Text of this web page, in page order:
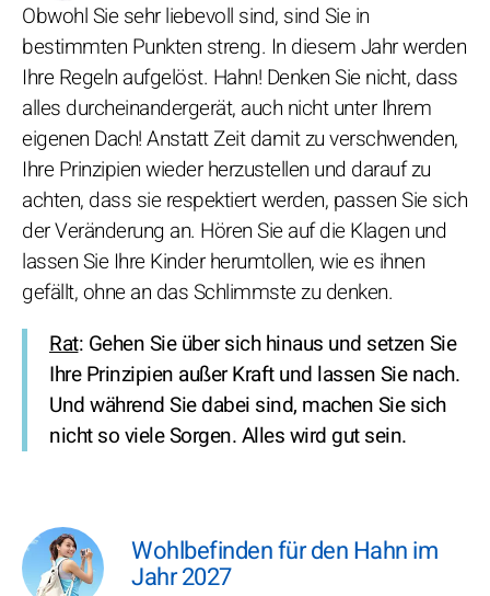
Obwohl Sie sehr liebevoll sind, sind Sie in
bestimmten Punkten streng. In diesem Jahr werden
Ihre Regeln aufgelöst. Hahn! Denken Sie nicht, dass
alles durcheinandergerät, auch nicht unter Ihrem
eigenen Dach! Anstatt Zeit damit zu verschwenden,
Ihre Prinzipien wieder herzustellen und darauf zu
achten, dass sie respektiert werden, passen Sie sich
der Veränderung an. Hören Sie auf die Klagen und
lassen Sie Ihre Kinder herumtollen, wie es ihnen
gefällt, ohne an das Schlimmste zu denken.
Rat: Gehen Sie über sich hinaus und setzen Sie
Ihre Prinzipien außer Kraft und lassen Sie nach.
Und während Sie dabei sind, machen Sie sich
nicht so viele Sorgen. Alles wird gut sein.
Wohlbefinden für den Hahn im
Jahr 2027